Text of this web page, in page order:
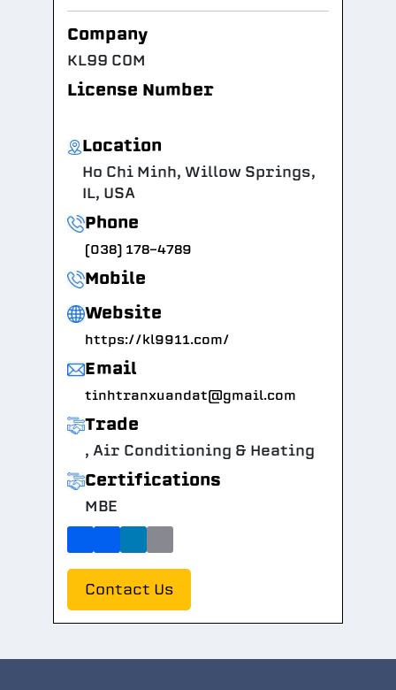
Company
KL99 COM
License Number
Location
Ho Chi Minh, Willow Springs,
IL, USA
Phone
(038) 178-4789
Mobile
Website
https://kl9911.com/
Email
tinhtranxuandat@gmail.com
Trade
, Air Conditioning & Heating
Certifications
MBE
Contact Us